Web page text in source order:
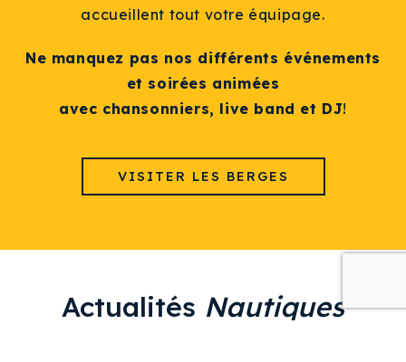
accueillent tout votre équipage.
Ne manquez pas nos différents événements
et soirées animées
avec chansonniers, live band et DJ!
VISITER LES BERGES
Actualités Nautiques